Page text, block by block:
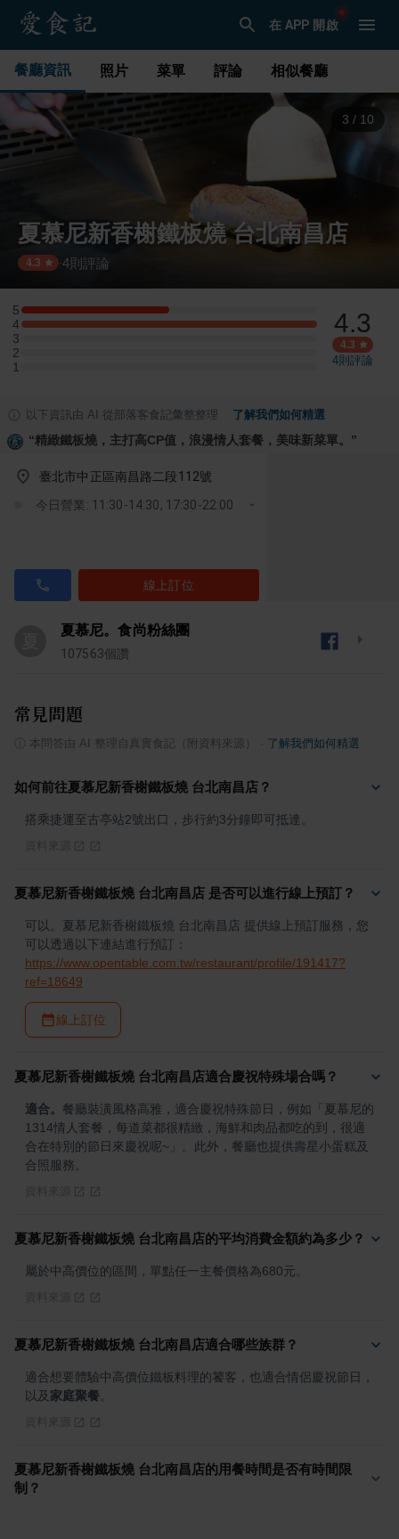
在 APP 開啟
餐廳資訊 照片 菜單 評論 相似餐廳
3 / 10
夏慕尼新香榭鐵板燒 台北南昌店
4.3 4則評論
5
5 星：1 則評論
4
4 星：2 則評論
3
3 星：0 則評論
2
2 星：0 則評論
1
1 星：0 則評論
4.3
4.3
4則評論
以下資訊由 AI 從部落客食記彙整整理 了解我們如何精選
“精緻鐵板燒，主打高CP值，浪漫情人套餐，美味新菜單。 ”
臺北市中正區南昌路二段112號
今日營業: 11:30-14:30, 17:30-22:00
線上訂位
夏慕尼。食尚粉絲團
107563個讚
常見問題
本問答由 AI 整理自真實食記（附資料來源） 了解我們如何精選
如何前往夏慕尼新香榭鐵板燒 台北南昌店？
搭乘捷運至古亭站2號出口，步行約3分鐘即可抵達。
夏慕尼新香榭鐵板燒 台北南昌店 是否可以進行線上預訂？
可以。夏慕尼新香榭鐵板燒 台北南昌店 提供線上預訂服務，您
可以透過以下連結進行預訂：
https://www.opentable.com.tw/restaurant/profile/191417?
ref=18649
線上訂位
夏慕尼新香榭鐵板燒 台北南昌店適合慶祝特殊場合嗎？
適合。 餐廳裝潢風格高雅，適合慶祝特殊節日，例如「夏慕尼的
1314情人套餐，每道菜都很精緻，海鮮和肉品都吃的到，很適
合在特別的節日來慶祝呢~」。此外，餐廳也提供壽星小蛋糕及
合照服務。
夏慕尼新香榭鐵板燒 台北南昌店的平均消費金額約為多少？
屬於中高價位的區間，單點任一主餐價格為680元。
夏慕尼新香榭鐵板燒 台北南昌店適合哪些族群？
適合想要體驗中高價位鐵板料理的饕客，也適合情侶慶祝節日，
以及 家庭聚餐
夏慕尼新香榭鐵板燒 台北南昌店的用餐時間是否有時間限
制？